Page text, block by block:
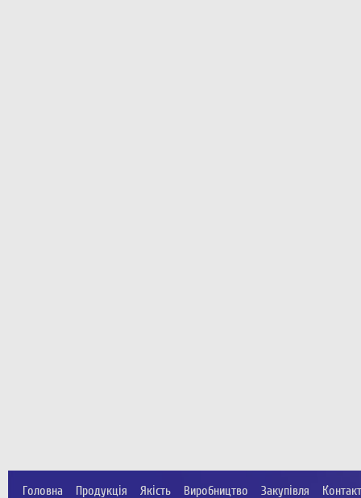
Головна Продукція Якість Виробництво Закупівля